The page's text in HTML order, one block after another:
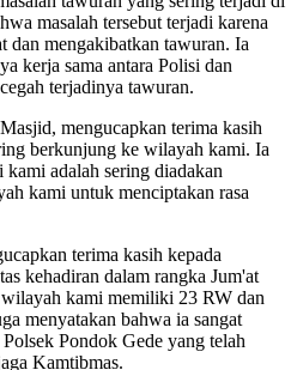
masalah tersebut terjadi karena
dan mengakibatkan tawuran. Ia
kerja sama antara Polisi dan
terjadinya tawuran.
mengucapkan terima kasih
berkunjung ke wilayah kami. Ia
adalah sering diadakan
kami untuk menciptakan rasa
terima kasih kepada
kehadiran dalam rangka Jum'at
kami memiliki 23 RW dan
menyatakan bahwa ia sangat
Pondok Gede yang telah
Kamtibmas.